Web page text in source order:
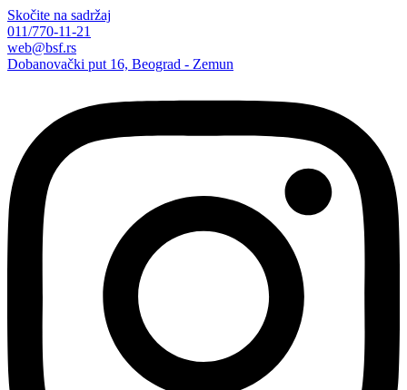
Skočite na sadržaj
011/770-11-21
web@bsf.rs
Dobanovački put 16, Beograd - Zemun